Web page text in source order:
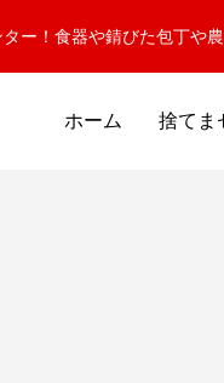
ー！食器や錆びた包丁や
ホーム 捨てま